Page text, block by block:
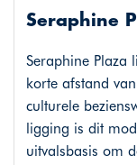
Seraphine
Seraphine Plaza
korte afstand
culturele
ligging is dit
uitvalsbasis om